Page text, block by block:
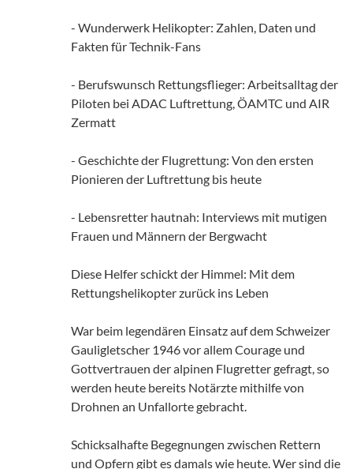
- Wunderwerk Helikopter: Zahlen, Daten und
Fakten für Technik-Fans
- Berufswunsch Rettungsflieger: Arbeitsalltag der
Piloten bei ADAC Luftrettung, ÖAMTC und AIR
Zermatt
- Geschichte der Flugrettung: Von den ersten
Pionieren der Luftrettung bis heute
- Lebensretter hautnah: Interviews mit mutigen
Frauen und Männern der Bergwacht
Diese Helfer schickt der Himmel: Mit dem
Rettungshelikopter zurück ins Leben
War beim legendären Einsatz auf dem Schweizer
Gauligletscher 1946 vor allem Courage und
Gottvertrauen der alpinen Flugretter gefragt, so
werden heute bereits Notärzte mithilfe von
Drohnen an Unfallorte gebracht.
Schicksalhafte Begegnungen zwischen Rettern
und Opfern gibt es damals wie heute. Wer sind die